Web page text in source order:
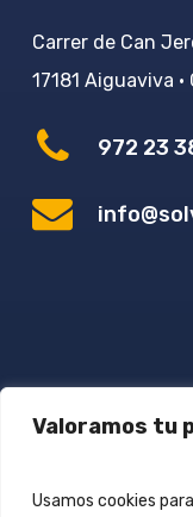
Valoramos tu
Usamos cookies
Carrer de Can
17181 Aiguaviva ·
972 23